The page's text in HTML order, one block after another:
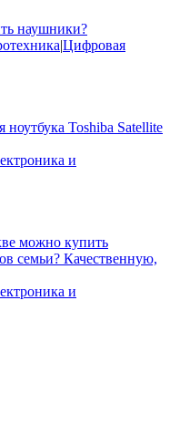
наушники?
|Цифровая
ноутбука Toshiba Satellite
и
можно купить
семьи? Качественную,
и